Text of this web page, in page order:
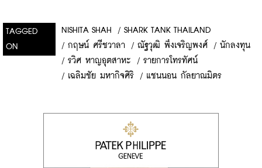
TAGGED
ON
NISHITA SHAH / SHARK TANK THAILAND
/ กฤษน์ ศรีชวาลา / ณัฐวุฒิ พึงเจริญพงศ์ / นักลงทุน
/ รวิศ หาญอุตสาหะ / รายการโทรทัศน์
/ เฉลิมชัย มหากิจศิริ / แชนนอน กัลยาณมิตร